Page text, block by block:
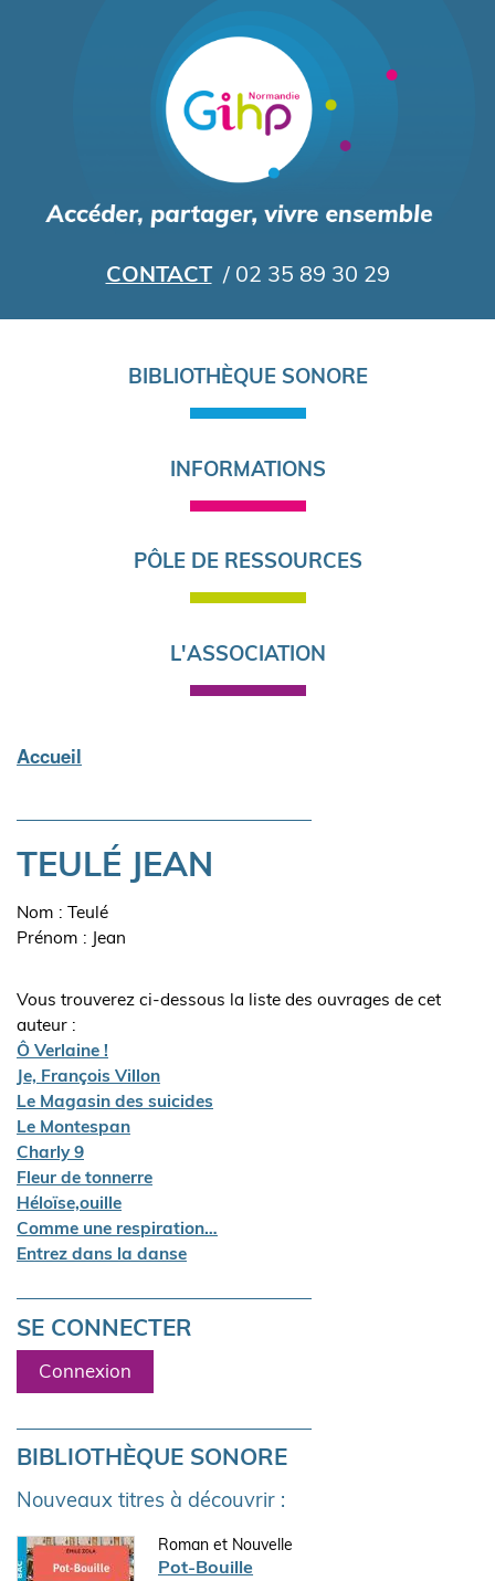
au
contenu
principal
CONTACT / 02 35 89 30 29
BIBLIOTHÈQUE SONORE
INFORMATIONS
PÔLE DE RESSOURCES
L'ASSOCIATION
Accueil
TEULÉ JEAN
Nom : Teulé
Prénom : Jean
Vous trouverez ci-dessous la liste des ouvrages de cet
auteur :
Ô Verlaine !
Je, François Villon
Le Magasin des suicides
Le Montespan
Charly 9
Fleur de tonnerre
Héloïse,ouille
Comme une respiration…
Entrez dans la danse
SE CONNECTER
Connexion
BIBLIOTHÈQUE SONORE
Nouveaux titres à découvrir :
Roman et Nouvelle
Pot-Bouille